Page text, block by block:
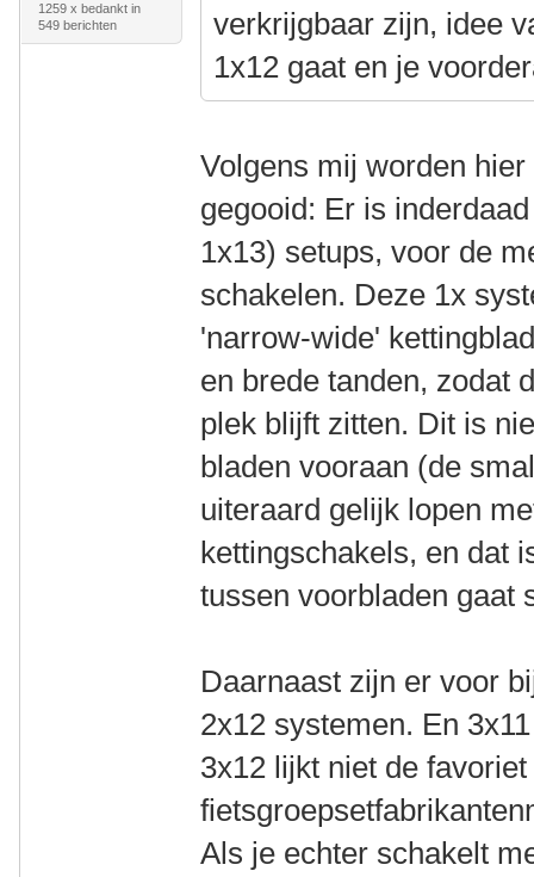
1259 x bedankt in
549 berichten
verkrijgbaar zijn, idee
1x12 gaat en je
Volgens mij worden
gegooid: Er is
1x13) setups, voor de
schakelen. Deze 1x
'narrow-wide'
en brede tanden, zodat
plek blijft zitten. Dit is
bladen vooraan (de
uiteraard gelijk lopen
kettingschakels, en dat
tussen voorbladen gaat
Daarnaast zijn er voor
2x12 systemen. En
3x12 lijkt niet de
Als je echter schakelt